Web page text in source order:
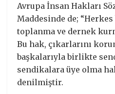
Avrupa İnsan Hakları
Maddesinde de;
toplanma ve dernek
Bu hak, çıkarlarını
başkalarıyla birlikte
sendikalara üye olma
denilmiştir.